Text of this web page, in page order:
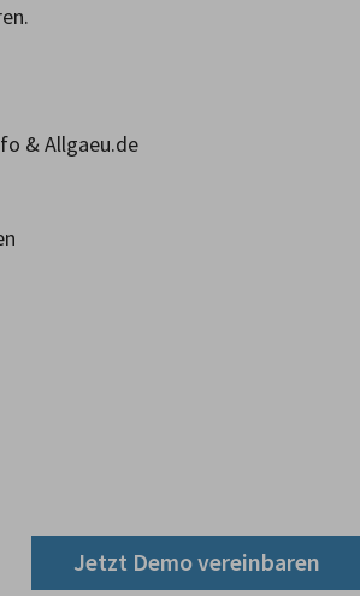
& Allgaeu.de
Jetzt Demo vereinbaren